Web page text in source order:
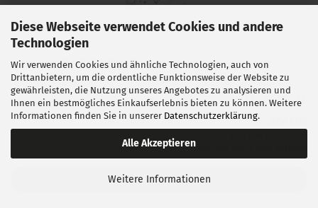
Diese Webseite verwendet Cookies und andere
Technologien
Wir verwenden Cookies und ähnliche Technologien, auch von
Drittanbietern, um die ordentliche Funktionsweise der Website zu
gewährleisten, die Nutzung unseres Angebotes zu analysieren und
Ihnen ein bestmögliches Einkaufserlebnis bieten zu können. Weitere
Informationen finden Sie in unserer Datenschutzerklärung.
Alle Akzeptieren
Weitere Informationen
Ersatzteil Nr. 33 Mehrstation Presse
Lieferzeit: 1 Woche NACH Zahlungseingang
IN DEN WARENKORB